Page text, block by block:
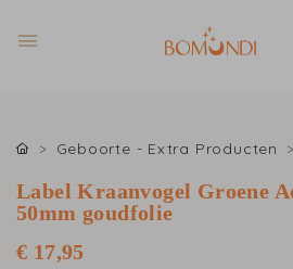
Geboorte - Extra Producten
Label Kraanvogel Groene
50mm goudfolie
€ 17,95